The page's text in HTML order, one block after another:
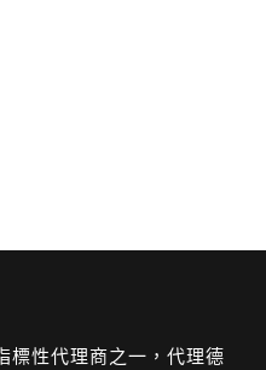
標性代理商之一，代理德